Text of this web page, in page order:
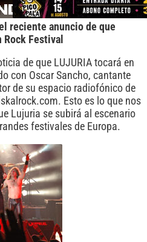
reciente anuncio de que
Festival
de que LUJURIA tocará en
con Oscar Sancho, cantante
de su espacio radiofónico de
Esto es lo que nos
Lujuria se subirá al escenario
festivales de Europa.